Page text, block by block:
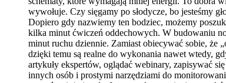
wywołuje. Czy sięgamy po słodycze, bo jesteśmy
Dopiero gdy nazwiemy ten bodziec, możemy
kilka minut ćwiczeń oddechowych. W budowaniu
minut ruchu dziennie. Zamiast obiecywać sobie, że
dzięki temu są realne do wykonania nawet wtedy,
artykuły ekspertów, oglądać webinary, zapisywać
innych osób i prostymi narzędziami do